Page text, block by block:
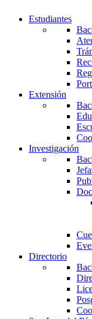
Estudiantes
Extensión
Investigación
Directorio